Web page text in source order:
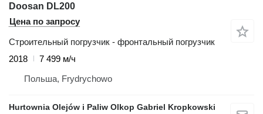
Doosan DL200
Цена по запросу
Строительный погрузчик - фронтальный погрузчик
2018
7 499 м/ч
Польша, Frydrychowo
Hurtownia Olejów i Paliw Olkop Gabriel Kropkowski